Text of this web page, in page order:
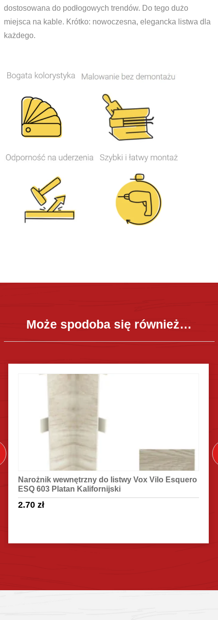
dostosowana do podłogowych trendów. Do tego dużo
miejsca na kable. Krótko: nowoczesna, elegancka listwa dla
każdego.
Może spodoba się również…
Narożnik wewnętrzny do listwy Vox Vilo Esquero
ESQ 603 Platan Kalifornijski
2.70 zł